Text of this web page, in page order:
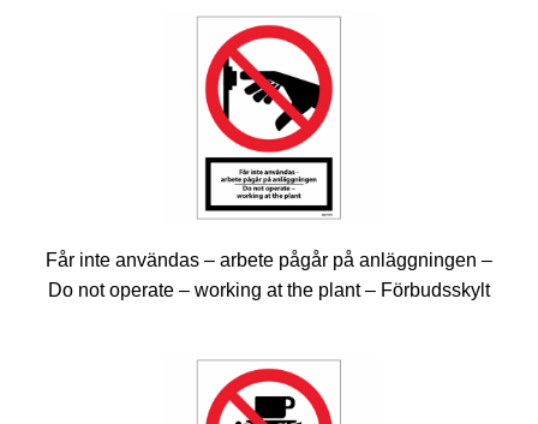
Får inte användas – arbete pågår på anläggningen –
Do not operate – working at the plant – Förbudsskylt